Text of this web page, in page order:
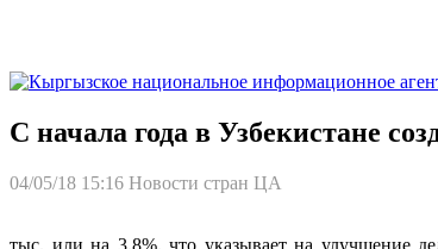
С начала года в Узбекистане
04/05/18 15:16 Новости стран ЦА
тыс. или на 3,8%, что указывает на улучшение